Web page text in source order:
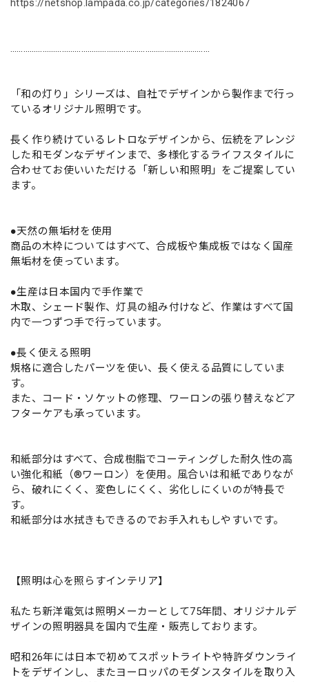
https://netshop.lampada.co.jp/categories/1824067
…………………………………………………………………………………
「和の灯り」シリーズは、自社でデザインから製作まで行っ
ているオリジナル照明です。
長く作り続けているレトロなデザインから、伝統をアレンジ
した和モダンなデザインまで、多様化するライフスタイルに
合わせてお使いいただける「新しい和照明」をご提案してい
ます。
●天然の無垢材を使用
商品の木枠についてはすべて、合成板や集成板ではなく国産
無垢材を使っています。
●生産は日本国内で手作業で
木取、シェード製作、灯具の組み付けなど、作業はすべて国
内で一つずつ手で行っています。
●長く使える照明
規格に適合したパーツを使い、長く使える品質にしていま
す。
また、コード・ソケットの修理、ワーロンの張り替えなどア
フターケアも承っています。
和紙部分はすべて、合成樹脂でコーティングした耐久性の高
い強化和紙（®ワーロン）を使用。風合いは和紙でありなが
ら、破れにくく、変色しにくく、劣化しにくいのが特長で
す。
和紙部分は水拭きもできるのでお手入れもしやすいです。
【照明は心を照らすインテリア】
私たち新洋電気は照明メーカーとして75年間、オリジナルデ
ザインの照明器具を国内で生産・販売しております。
昭和26年には日本で初めてスポットライトや特許ダウンライ
トをデザインし、またヨーロッパのモダンスタイルを取り入